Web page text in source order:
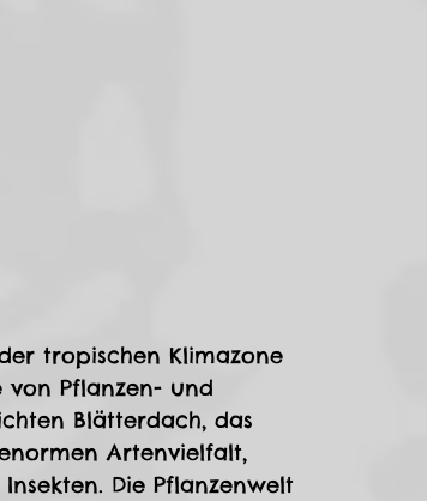
tropischen Klimazone
Pflanzen- und
Blätterdach, das
Artenvielfalt,
Die Pflanzenwelt